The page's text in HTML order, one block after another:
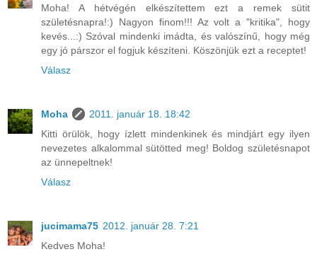
Moha! A hétvégén elkészítettem ezt a remek sütit
születésnapra!:) Nagyon finom!!! Az volt a "kritika", hogy
kevés...:) Szóval mindenki imádta, és valószínű, hogy még
egy jó párszor el fogjuk készíteni. Köszönjük ezt a receptet!
Válasz
Moha
2011. január 18. 18:42
Kitti örülök, hogy ízlett mindenkinek és mindjárt egy ilyen
nevezetes alkalommal sütötted meg! Boldog születésnapot
az ünnepeltnek!
Válasz
jucimama75 2012. január 28. 7:21
Kedves Moha!